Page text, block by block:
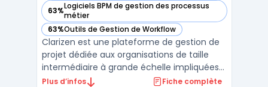
63%Logiciels BPM de gestion des processus
métier
— voir Clarizen dans cette catégorie
63%Outils de Gestion de Workflow
— voir Clarizen dans cette catégorie
Clarizen est une plateforme de gestion de
projet dédiée aux organisations de taille
intermédiaire à grande échelle impliquées
dans la coordination de portefeuilles
Plus d’infos Fiche complète